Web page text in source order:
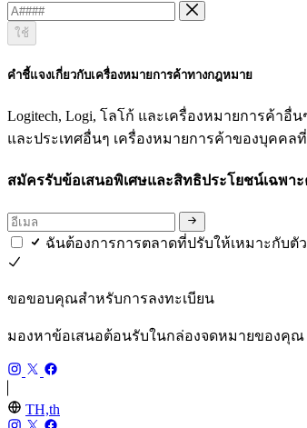
ใช้
คำชี้แจงเกี่ยวกับเครื่องหมายการค้าทางกฎหมาย
Logitech, Logi, โลโก้ และเครื่องหมายการค้าอื่
และประเทศอื่นๆ เครื่องหมายการค้าของบุคคล
สมัครรับข้อเสนอพิเศษและสิทธิประโยชน์เฉพา
ฉันต้องการการตลาดที่ปรับให้เหมาะกับตั
ขอขอบคุณสำหรับการลงทะเบียน
มองหาข้อเสนอต้อนรับในกล่องจดหมายของคุณ
TH,th